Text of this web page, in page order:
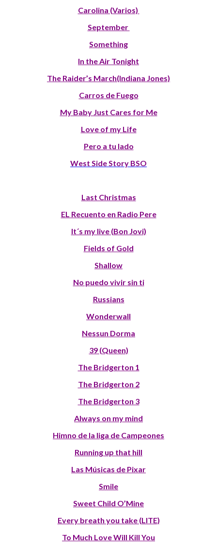
Carolina (Varios)
September
Something
In the Air Tonight
The Raider’s March(Indiana Jones)
Carros de Fuego
My Baby Just Cares for Me
Love of my Life
Pero a tu lado
West Side Story BSO
Last Christmas
EL Recuento en Radio Pere
It´s my live (Bon Jovi)
Fields of Gold
Shallow
No puedo vivir sin ti
Russians
Wonderwall
Nessun Dorma
39 (Queen)
The Bridgerton 1
The Bridgerton 2
The Bridgerton 3
Always on my mind
Himno de la liga de Campeones
Running up that hill
Las Músicas de Pixar
Smile
Sweet Child O’Mine
Every breath you take (LITE)
To Much Love Will Kill You